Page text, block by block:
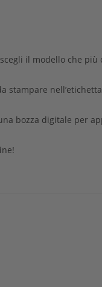
il modello che più
stampare
bozza digitale per